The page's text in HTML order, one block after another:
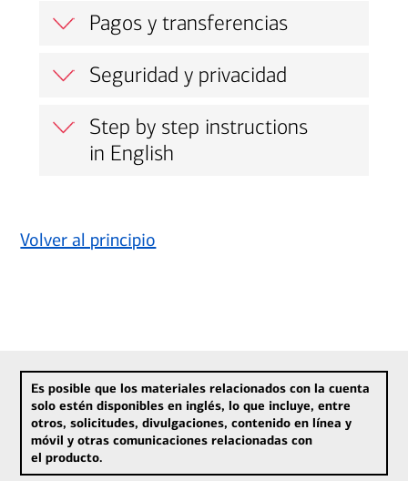
Pagos y transferencias
Seguridad y privacidad
Step by step instructions
in English
Volver al principio
Es posible que los materiales relacionados con la cuenta
solo estén disponibles en inglés, lo que incluye, entre
otros, solicitudes, divulgaciones, contenido en línea y
móvil y otras comunicaciones relacionadas con
el producto.